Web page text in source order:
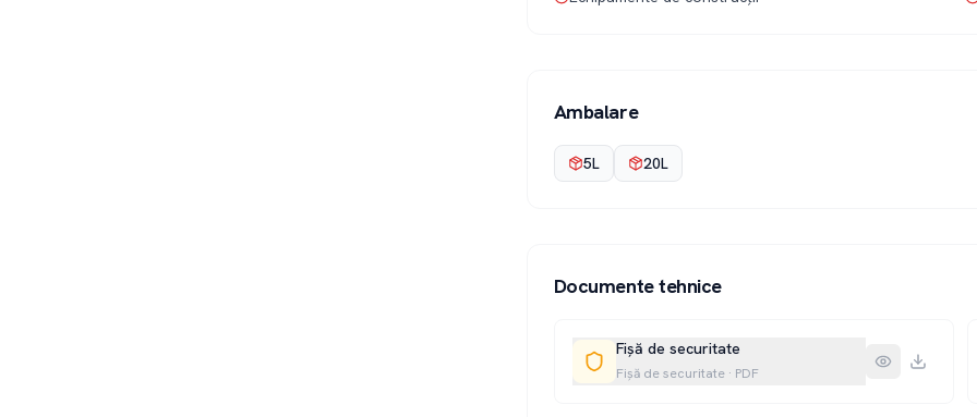
Ambalare
5L 20L
Documente tehnice
Fișă de securitate
Fișă de securitate· PDF